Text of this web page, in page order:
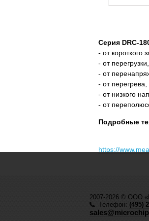
Серия DRC-
- от короткого
- от перегрузки,
- от
- от перегрева,
- от низкого
- от
Подробные
https://
2007-2026 © ООО
Телефон: (495)